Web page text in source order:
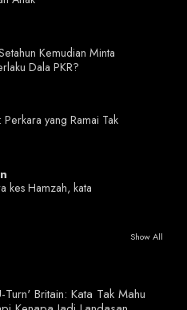
Kemudian Minta
Dala PKR?
yang Ramai Tak
kes Hamzah, kata
Show All
Britain: Kata Tak Mahu